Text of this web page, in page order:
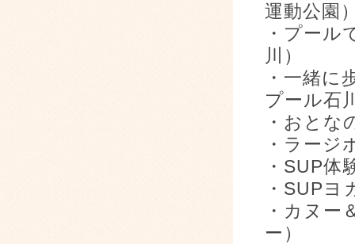
運動公園
・プール
川）
・一緒に
プール石
・おとな
・ラージ
・SUP体
・SUP
・カヌー
ー）